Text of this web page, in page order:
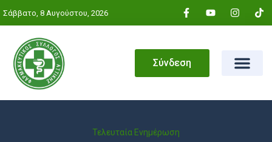
Σάββατο, 8 Αυγούστου, 2026
Σύνδεση
Τελευταία Ενημέρωση